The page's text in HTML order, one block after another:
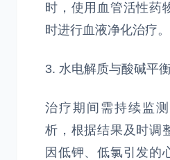
时，使用血管活性药
时进行血液净化治疗。
3. 水电解质与酸碱平
治疗期间需持续监
析，根据结果及时调
因低钾、低氯引发的